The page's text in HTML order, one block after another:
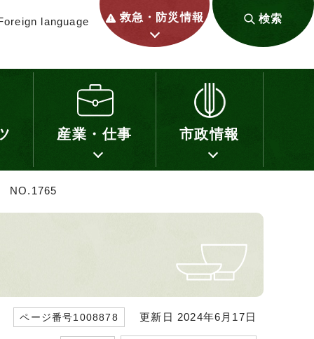
language 救急・防災情報 検索
産業・仕事 市政情報
NO.1765
ページ番号1008878 更新日 2024年6月17日